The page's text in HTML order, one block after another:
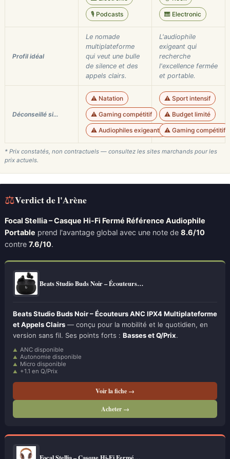
🎙️ Podcasts 🎹 Electronic
Profil idéal
Le nomade
multiplateforme
qui veut une bulle
de silence et des
appels clairs.
L'audiophile
exigeant qui
recherche
l'excellence fermée
et portable.
Déconseillé si…
⚠️ Natation
⚠️ Gaming compétitif
⚠️ Audiophiles exigeants
⚠️ Sport intensif
⚠️ Budget limité
⚠️ Gaming compétitif
* Prix constatés, non contractuels — consultez les sites marchands pour les
prix actuels.
⚖Verdict de l'Arène
Focal Stellia – Casque Hi-Fi Fermé Référence Audiophile
Portable prend l'avantage global avec une note de 8.6/10
contre 7.6/10.
Beats Studio Buds Noir – Écouteurs…
Beats Studio Buds Noir – Écouteurs ANC IPX4 Multiplateforme
et Appels Clairs — conçu pour la mobilité et le quotidien, en
version sans fil. Ses points forts : Basses et Q/Prix.
ANC disponible
Autonomie disponible
Micro disponible
+1.1 en Q/Prix
Voir la fiche →
Acheter →